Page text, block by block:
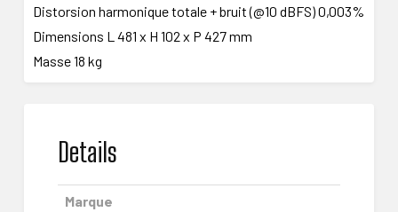
Distorsion harmonique totale + bruit (@10 dBFS) 0,003%
Dimensions L 481 x H 102 x P 427 mm
Masse 18 kg
Details
Marque